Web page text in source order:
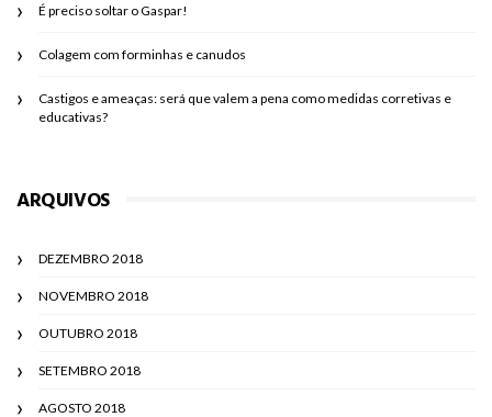
É preciso soltar o Gaspar!
Colagem com forminhas e canudos
Castigos e ameaças: será que valem a pena como medidas corretivas e
educativas?
ARQUIVOS
DEZEMBRO 2018
NOVEMBRO 2018
OUTUBRO 2018
SETEMBRO 2018
AGOSTO 2018